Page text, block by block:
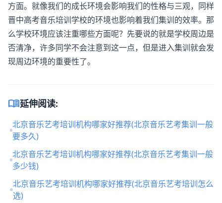
方面。就像我们的成长环境会影响我们的性格与三观，同样
晋中高考音乐培训学校的环境也影响着我们集训的效率。那
么学校环境应该注重哪些方面呢？先要说的就是学校周边是
否清净，许多同学不会注意到这一点，但是进入集训就会发
现周边环境的重要性了。
menu_book延伸阅读:
北京音乐艺考培训机构哪家好推荐(北京音乐艺考集训一般
要多久)
北京音乐艺考培训机构哪家好推荐(北京音乐艺考集训一般
多少钱)
北京音乐艺考培训机构哪家好推荐(北京音乐艺考培训怎么
选)